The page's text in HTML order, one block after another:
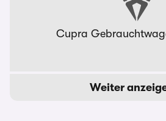
Cupra
Weiter